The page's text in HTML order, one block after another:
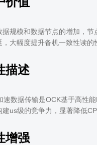
据规模和数据节点的增加，
，大幅度提升备机一致性读的
描述
速数据传输是OCK基于高性
建us级的竞争力，显著降低
增强